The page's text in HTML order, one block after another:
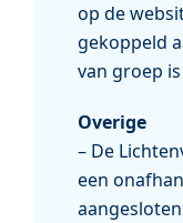
op de
gekoppeld
van groep
Overige
– De
een